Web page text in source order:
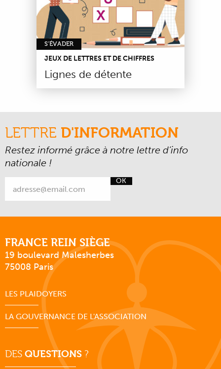
S'ÉVADER
JEUX DE LETTRES ET DE CHIFFRES
Lignes de détente
LETTRE D'INFORMATION
Restez informé grâce à notre lettre d’info
nationale !
OK
FRANCE REIN SIÈGE
19 boulevard Malesherbes
75008 Paris
LES PLAIDOYERS
LA GOUVERNANCE DE L'ASSOCIATION
DES QUESTIONS ?